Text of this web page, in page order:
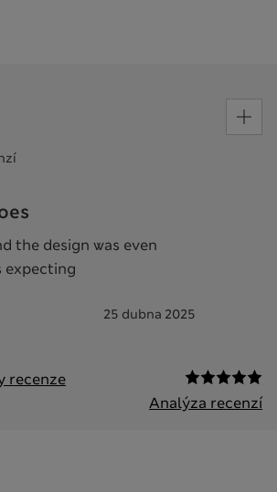
the design was even
expecting
25 dubna 2025
recenze
Analýza recenzí